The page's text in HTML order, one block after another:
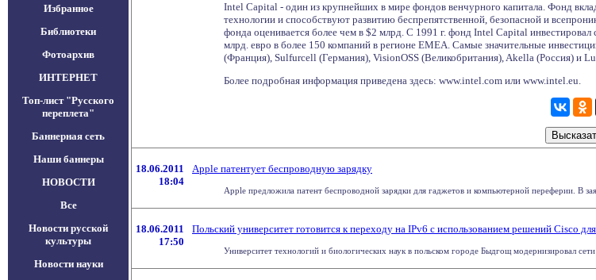
Избранное
Библиотеки
Фотоархив
ИНТЕРНЕТ
Топ-лист "Русского
переплета"
Баннерная сеть
Наши баннеры
НОВОСТИ
Все
Новости русской
культуры
Новости науки
Intel Capital - один из крупнейших в мире фондов венчурного капитала. Фонд
технологии и способствуют развитию беспрепятственной, безопасной и
фонда оценивается более чем в $2 млрд. C 1991 г. фонд Intel Capital
млрд. евро в более 150 компаний в регионе EMEA. Самые значительные
(Франция), Sulfurcell (Германия), VisionOSS (Великобритания), Akella (Россия) и
Более подробная информация приведена здесь: www.intel.com или www.intel.eu.
18.06.2011
18:04
Apple патентует беспроводную зарядку
Apple предложила патент беспроводной зарядки для гаджетов и компьютерной переферии. В
18.06.2011
17:50
Польский университет готовится к переходу на IPv6 с использованием решений Cisco
Университет технологий и биологических наук в польском городе Быдгощ модернизировал сети